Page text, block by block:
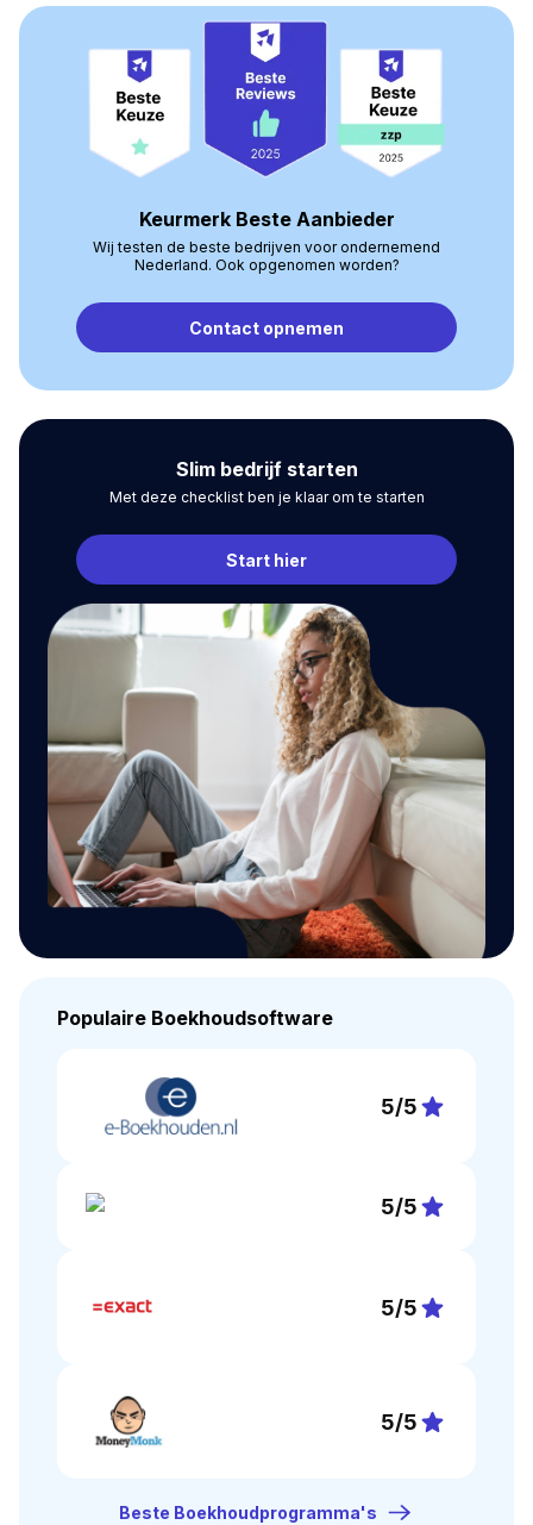
Keurmerk Beste Aanbieder
Wij testen de beste bedrijven voor ondernemend
Nederland. Ook opgenomen worden?
Contact opnemen
Slim bedrijf starten
Met deze checklist ben je klaar om te starten
Start hier
Populaire Boekhoudsoftware
5/5
5/5
5/5
5/5
Beste Boekhoudprogramma's